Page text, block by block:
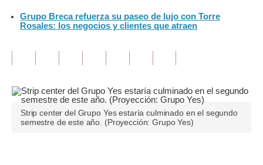
Opinión
Pregunta de hoy
Blogs
Tendencias
Grupo Breca refuerza su paseo de lujo con Torre
Rosales: los negocios y clientes que atraen
Strip center del Grupo Yes estaría culminado en el segundo
semestre de este año. (Proyección: Grupo Yes)